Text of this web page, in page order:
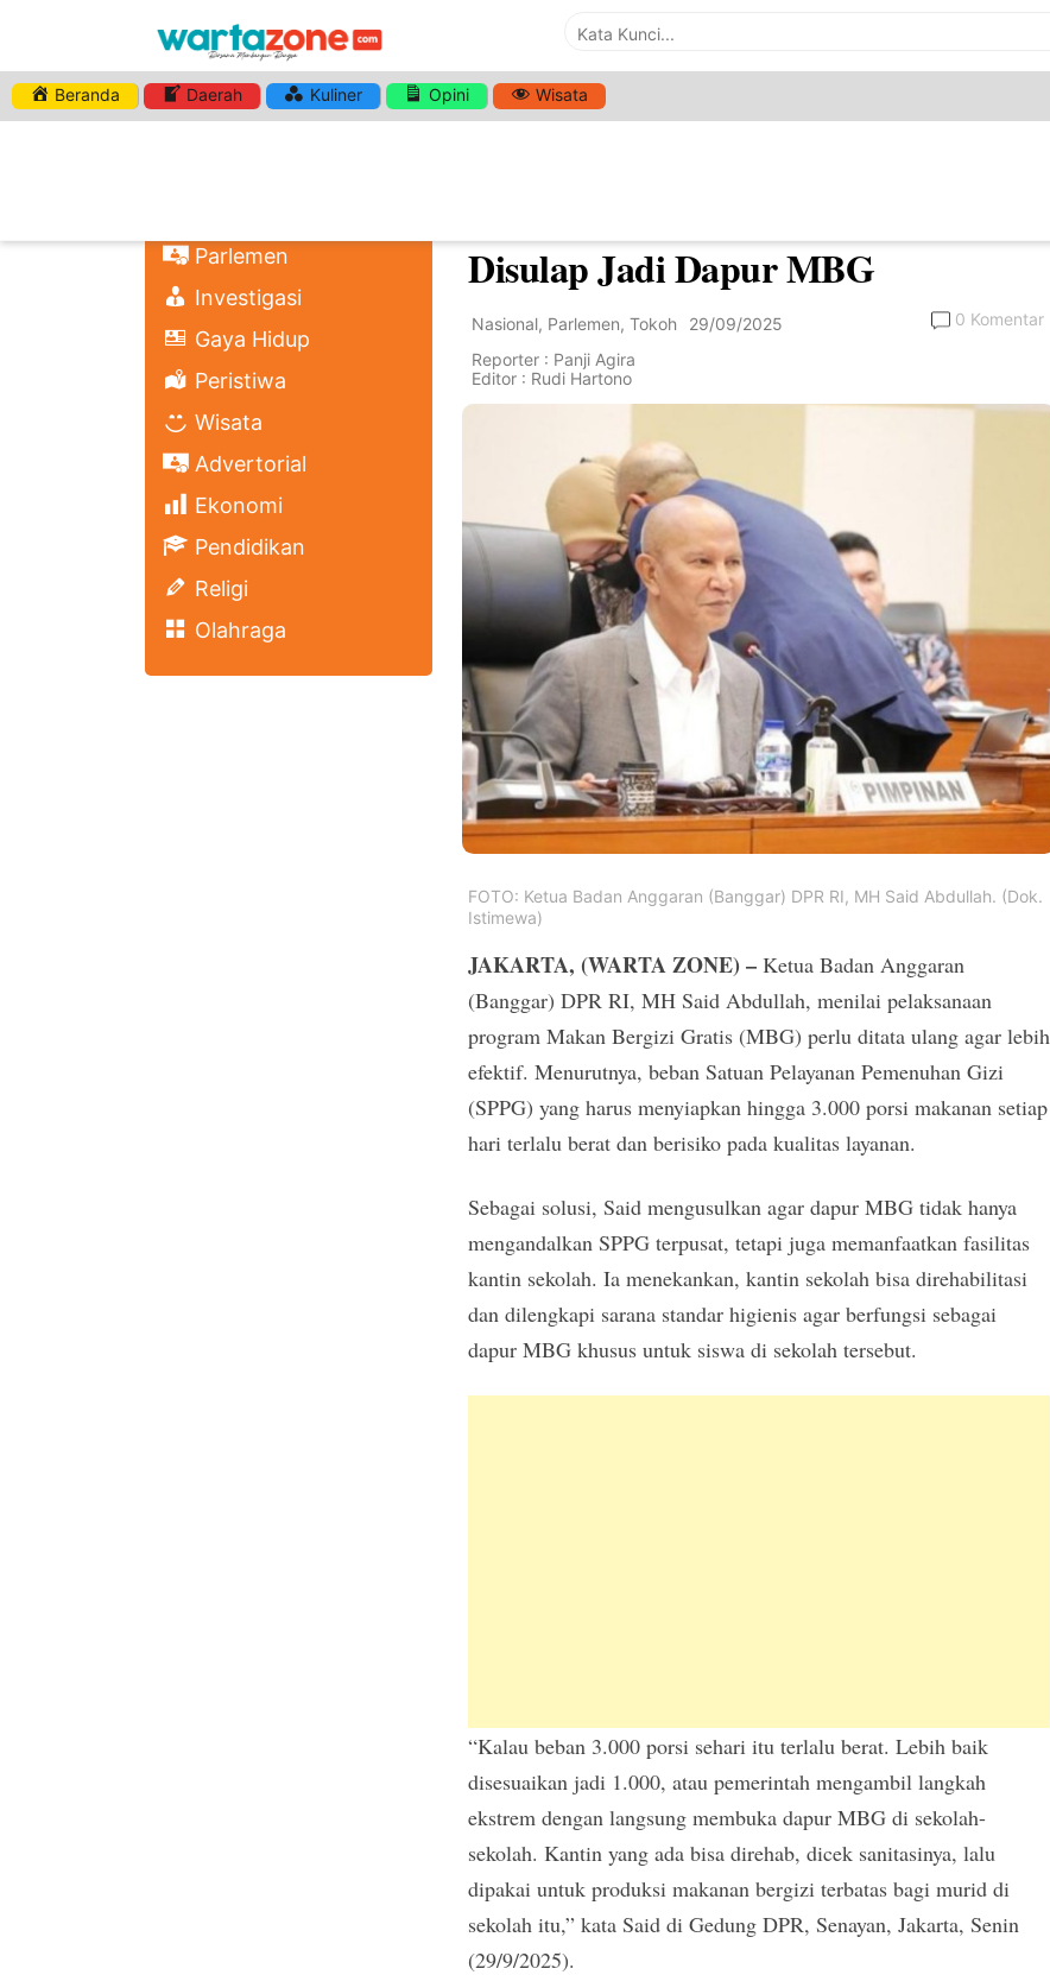
Beranda Daerah Kuliner Opini Wisata
Parlemen
Investigasi
Gaya Hidup
Peristiwa
Wisata
Advertorial
Ekonomi
Pendidikan
Religi
Olahraga
Home > Nasional
Disulap Jadi Dapur MBG
Nasional, Parlemen, Tokoh 29/09/2025
0 Komentar
Reporter : Panji Agira
Editor : Rudi Hartono
FOTO: Ketua Badan Anggaran (Banggar) DPR RI, MH Said Abdullah. (Dok.
Istimewa)
JAKARTA, (WARTA ZONE) – Ketua Badan Anggaran
(Banggar) DPR RI, MH Said Abdullah, menilai pelaksanaan
program Makan Bergizi Gratis (MBG) perlu ditata ulang agar lebih
efektif. Menurutnya, beban Satuan Pelayanan Pemenuhan Gizi
(SPPG) yang harus menyiapkan hingga 3.000 porsi makanan setiap
hari terlalu berat dan berisiko pada kualitas layanan.
Sebagai solusi, Said mengusulkan agar dapur MBG tidak hanya
mengandalkan SPPG terpusat, tetapi juga memanfaatkan fasilitas
kantin sekolah. Ia menekankan, kantin sekolah bisa direhabilitasi
dan dilengkapi sarana standar higienis agar berfungsi sebagai
dapur MBG khusus untuk siswa di sekolah tersebut.
“Kalau beban 3.000 porsi sehari itu terlalu berat. Lebih baik
disesuaikan jadi 1.000, atau pemerintah mengambil langkah
ekstrem dengan langsung membuka dapur MBG di sekolah-
sekolah. Kantin yang ada bisa direhab, dicek sanitasinya, lalu
dipakai untuk produksi makanan bergizi terbatas bagi murid di
sekolah itu,” kata Said di Gedung DPR, Senayan, Jakarta, Senin
(29/9/2025).